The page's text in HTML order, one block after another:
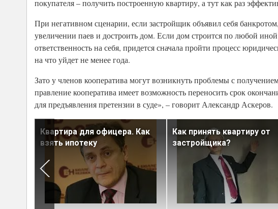
покупателя – получить построенную квартиру, а тут как раз
При негативном сценарии, если застройщик объявил себя
увеличении паев и достроить дом. Если дом строится по любой
ответственность на себя, придется сначала пройти процесс
на что уйдет не менее года.
Зато у членов кооператива могут возникнуть проблемы с
правление кооператива имеет возможность переносить срок
для предъявления претензии в суде», – говорит Александр Аскеров.
Квартира для офицера. Как
взять ипотеку
Как принять квартиру от
застройщика?